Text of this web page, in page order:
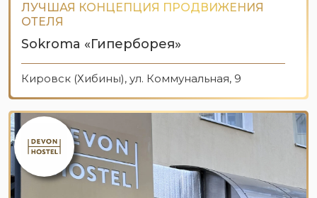
ЛУЧШАЯ КОНЦЕПЦИЯ ПРОДВИЖЕНИЯ
ОТЕЛЯ
Sokroma «Гиперборея»
Кировск (Хибины), ул. Коммунальная, 9